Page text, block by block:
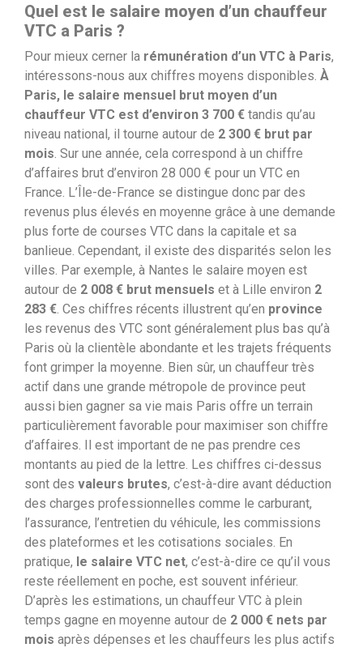
Quel est le salaire moyen d’un chauffeur
VTC a Paris ?
Pour mieux cerner la rémunération d’un VTC à Paris,
intéressons-nous aux chiffres moyens disponibles. À
Paris, le salaire mensuel brut moyen d’un
chauffeur VTC est d’environ 3 700 € tandis qu’au
niveau national, il tourne autour de 2 300 € brut par
mois . Sur une année, cela correspond à un chiffre
d’affaires brut d’environ 28 000 € pour un VTC en
France. L’Île-de-France se distingue donc par des
revenus plus élevés en moyenne grâce à une demande
plus forte de courses VTC dans la capitale et sa
banlieue. Cependant, il existe des disparités selon les
villes. Par exemple, à Nantes le salaire moyen est
autour de 2 008 € brut mensuels et à Lille environ 2
283 € . Ces chiffres récents illustrent qu’en province
les revenus des VTC sont généralement plus bas qu’à
Paris où la clientèle abondante et les trajets fréquents
font grimper la moyenne. Bien sûr, un chauffeur très
actif dans une grande métropole de province peut
aussi bien gagner sa vie mais Paris offre un terrain
particulièrement favorable pour maximiser son chiffre
d’affaires. Il est important de ne pas prendre ces
montants au pied de la lettre. Les chiffres ci-dessus
sont des valeurs brutes, c’est-à-dire avant déduction
des charges professionnelles comme le carburant,
l’assurance, l’entretien du véhicule, les commissions
des plateformes et les cotisations sociales. En
pratique, le salaire VTC net, c’est-à-dire ce qu’il vous
reste réellement en poche, est souvent inférieur.
D’après les estimations, un chauffeur VTC à plein
temps gagne en moyenne autour de 2 000 € nets par
mois après dépenses et les chauffeurs les plus actifs